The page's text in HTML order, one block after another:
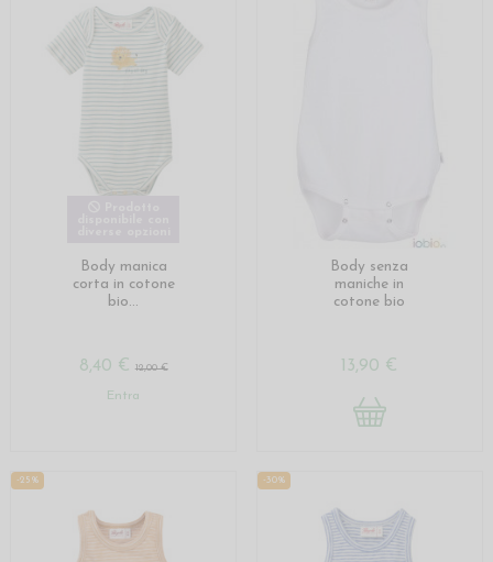
Body manica
corta in cotone
bio...
8,40 € 12,00 €
Entra
Body senza
maniche in
cotone bio
13,90 €
-25% -30%